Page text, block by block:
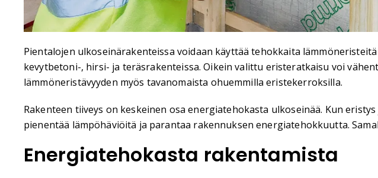
Pientalojen ulkoseinärakenteissa voidaan käyttää tehokkaita
kevytbetoni-, hirsi- ja teräsrakenteissa. Oikein valittu eristeratkaisu voi
lämmöneristävyyden myös tavanomaista ohuemmilla eristekerroksilla.
Rakenteen tiiveys on keskeinen osa energiatehokasta ulkoseinää. Kun
pienentää lämpöhäviöitä ja parantaa rakennuksen energiatehokkuutta.
Energiatehokasta rakentamista